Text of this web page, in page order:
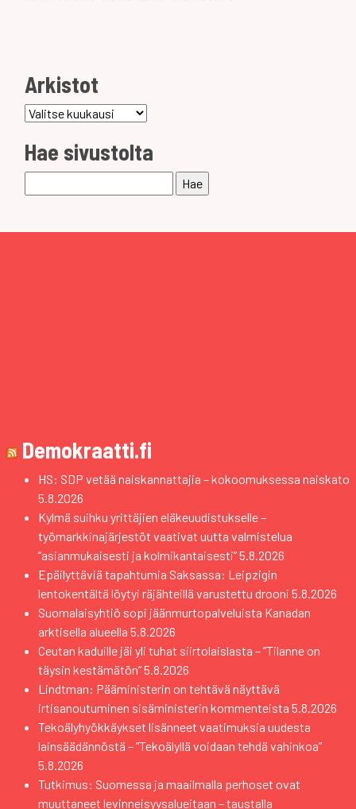
Arkistot
Arkistot
Hae sivustolta
Demokraatti.fi
HS: SDP vetää naiskannattajia – kokoomuksessa naiskato
5.8.2026
Kylmä suihku yrittäjien eläkeuudistukselle –
työmarkkinajärjestöt vaativat uutta valmistelua
”asianmukaisesti ja kolmikantaisesti”5.8.2026
Epäilyttäviä tapahtumia Saksassa: Leipzigin
lentokentältä löytyi räjähteillä varustettu drooni 5.8.2026
Suomalaisyhtiö sopi jäänmurtopalveluista Kanadan
arktisella alueella 5.8.2026
Ceutan kaduille jäi yli tuhat siirtolaislasta – ”Tilanne on
täysin kestämätön”5.8.2026
Lindtman: Pääministerin on tehtävä näyttävä
irtisanoutuminen sisäministerin kommenteista 5.8.2026
Tekoälyhyökkäykset lisänneet vaatimuksia uudesta
lainsäädännöstä – ”Tekoälyllä voidaan tehdä vahinkoa”
5.8.2026
Tutkimus: Suomessa ja maailmalla perhoset ovat
muuttaneet levinneisyysalueitaan – taustalla